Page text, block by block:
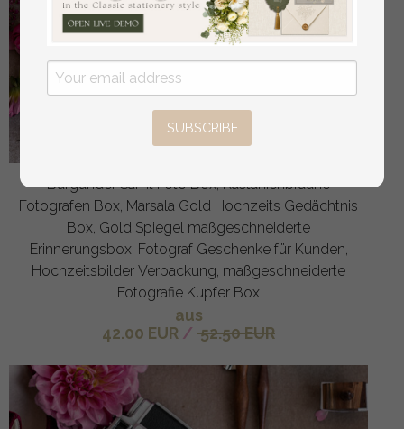
Burgunder Samt Foto Box, Kastanienbraune
Fotografen Box, Marsala Gold Hochzeits Gedächtnis
Box, Gold Spiegel maßgeschneiderte
Erinnerungsbox, Fotograf Geschenke für Kunden,
Hochzeitsbilder Verpackung, maßgeschneiderte
Fotografie Kupfer Box
aus
42.00 EUR / 52.50 EUR
SUBSCRIBE